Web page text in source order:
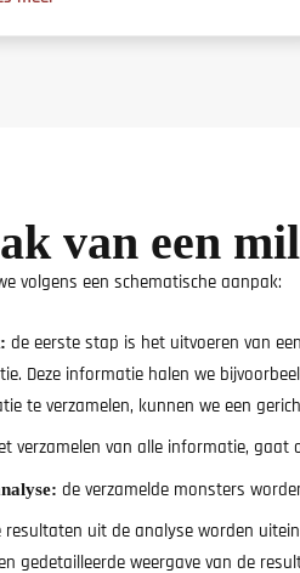
van een
volgens een schematische aanpak:
de eerste stap is het uitvoeren van
Deze informatie halen we
te verzamelen, kunnen we een
verzamelen van alle informatie,
de verzamelde monsters
resultaten uit de analyse worden
gedetailleerde weergave van de